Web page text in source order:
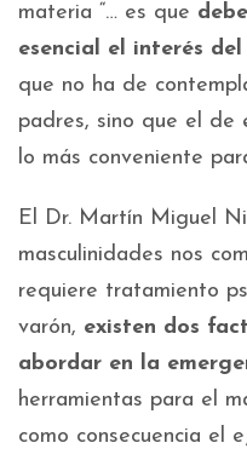
materia “… es que
esencial el interés del
que no ha de
padres, sino que el de
lo más conveniente
El Dr. Martín Miguel
masculinidades nos
requiere tratamiento
varón, existen dos
abordar en la
herramientas para el
como consecuencia el